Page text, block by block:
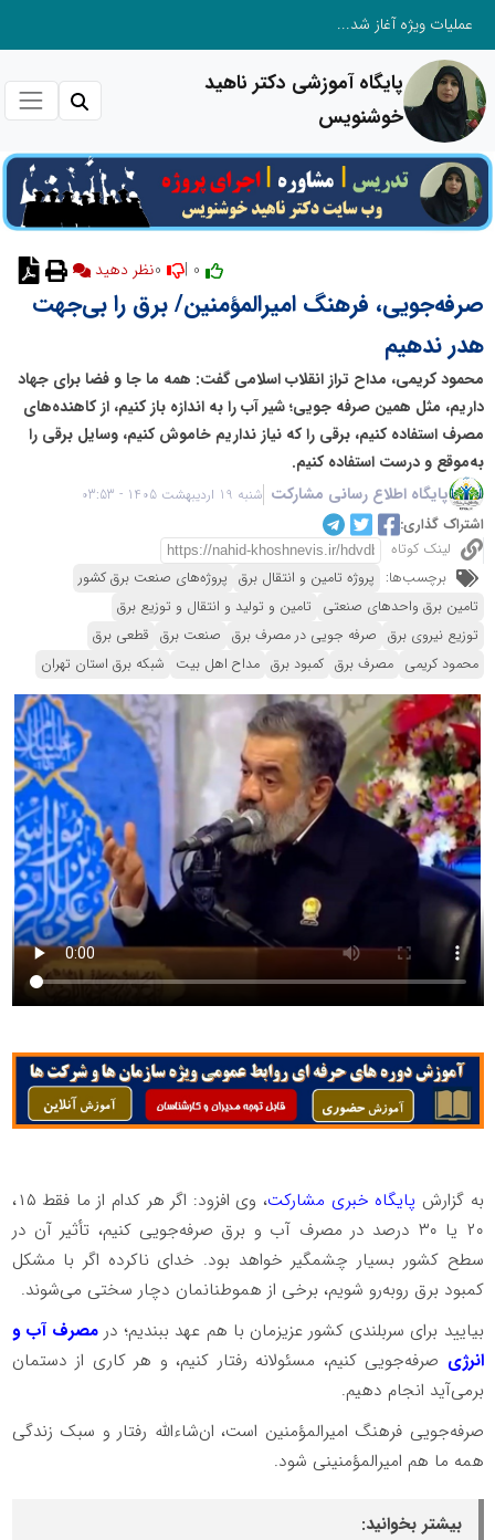
عملیات ویژه آغاز شد...
پایگاه آموزشی دکتر ناهید
خوشنویس
صرفه‌جویی، فرهنگ امیرالمؤمنین/ برق را بی‌جهت
هدر ندهیم
محمود کریمی، مداح تراز انقلاب اسلامی گفت: همه ما جا و فضا برای جهاد
داریم، مثل همین صرفه جویی؛ شیر آب را به اندازه باز کنیم، از کاهنده‌های
مصرف استفاده کنیم، برقی را که نیاز نداریم خاموش کنیم، وسایل برقی را
به‌موقع و درست استفاده کنیم.
پایگاه اطلاع رسانی مشارکت شنبه 19 اردیبهشت 1405 - 03:53
اشتراک گذاری:
لینک کوتاه
برچسب‌ها: پروژه تامین و انتقال برق پروژه‌های صنعت برق کشور
تامین برق واحدهای صنعتی تامین و تولید و انتقال و توزیع برق
توزیع نیروی برق صرفه جویی در مصرف برق صنعت برق قطعی برق
محمود کریمی مصرف برق کمبود برق مداح اهل بیت شبکه برق استان تهران
به گزارش پایگاه خبری مشارکت
، وی افزود: اگر هر کدام از ما فقط ۱۵،
۲۰ یا ۳۰ درصد در مصرف آب و برق صرفه‌جویی کنیم، تأثیر آن در
سطح کشور بسیار چشمگیر خواهد بود. خدای ناکرده اگر با مشکل
کمبود برق روبه‌رو شویم، برخی از هموطنانمان دچار سختی می‌شوند.
بیایید برای سربلندی کشور عزیزمان با هم عهد ببندیم؛ درمصرف آب و
انرژی صرفه‌جویی کنیم، مسئولانه رفتار کنیم، و هر کاری از دستمان
برمی‌آید انجام دهیم.
صرفه‌جویی فرهنگ امیرالمؤمنین است، ان‌شاءالله رفتار و سبک زندگی
همه‌ ما هم امیرالمؤمنینی شود.
بیشتر بخوانید: